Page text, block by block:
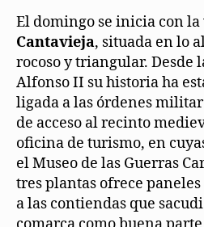
El domingo se inicia con la
Cantavieja, situada en lo
rocoso y triangular. Desde
Alfonso II su historia ha
ligada a las órdenes
de acceso al recinto
oficina de turismo, en
el Museo de las Guerras
tres plantas ofrece
a las contiendas que